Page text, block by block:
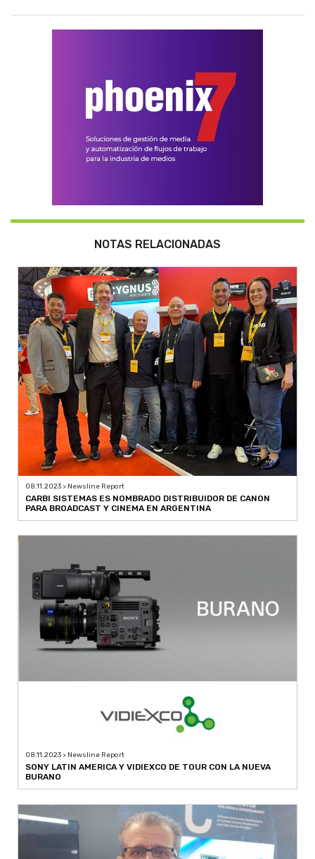
NOTAS RELACIONADAS
08.11.2023 > Newsline Report
CARBI SISTEMAS ES NOMBRADO DISTRIBUIDOR DE CANON
PARA BROADCAST Y CINEMA EN ARGENTINA
08.11.2023 > Newsline Report
SONY LATIN AMERICA Y VIDIEXCO DE TOUR CON LA NUEVA
BURANO